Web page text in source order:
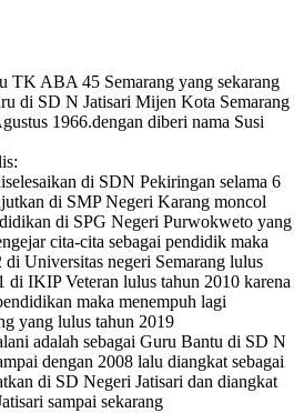
TK ABA 45 Semarang yang sekarang
di SD N Jatisari Mijen Kota Semarang
1966.dengan diberi nama Susi
di SDN Pekiringan selama 6
di SMP Negeri Karang moncol
di SPG Negeri Purwokweto yang
cita-cita sebagai pendidik maka
Universitas negeri Semarang lulus
di IKIP Veteran lulus tahun 2010 karena
maka menempuh lagi
yang lulus tahun 2019
adalah sebagai Guru Bantu di SD N
dengan 2008 lalu diangkat sebagai
di SD Negeri Jatisari dan diangkat
sampai sekarang